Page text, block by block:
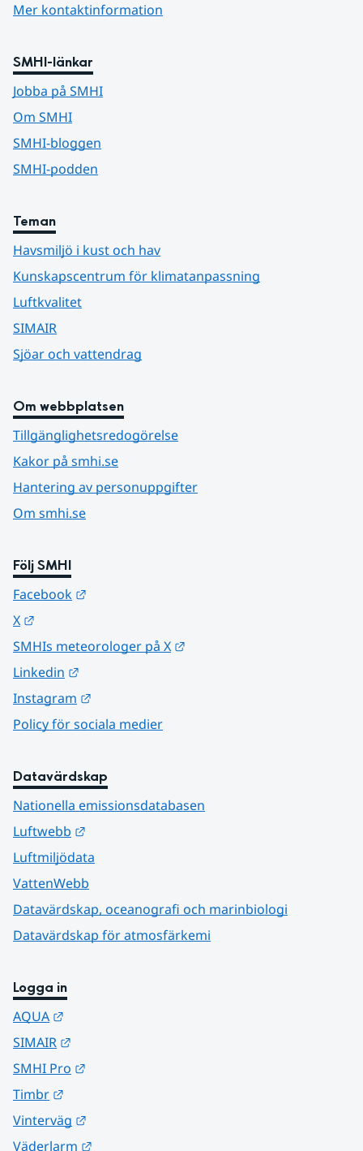
Mer kontaktinformation
SMHI-länkar
Jobba på SMHI
Om SMHI
SMHI-bloggen
SMHI-podden
Teman
Havsmiljö i kust och hav
Kunskapscentrum för klimatanpassning
Luftkvalitet
SIMAIR
Sjöar och vattendrag
Om webbplatsen
Tillgänglighetsredogörelse
Kakor på smhi.se
Hantering av personuppgifter
Om smhi.se
Följ SMHI
Facebook
X
SMHIs meteorologer på X
Linkedin
Instagram
Policy för sociala medier
Datavärdskap
Nationella emissionsdatabasen
Luftwebb
Luftmiljödata
VattenWebb
Datavärdskap, oceanografi och marinbiologi
Datavärdskap för atmosfärkemi
Logga in
AQUA
SIMAIR
SMHI Pro
Timbr
Vinterväg
Väderlarm